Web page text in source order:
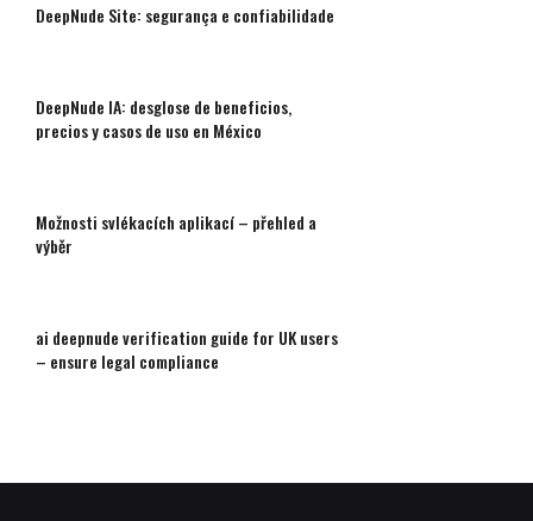
DeepNude Site: segurança e confiabilidade
DeepNude IA: desglose de beneficios,
precios y casos de uso en México
Možnosti svlékacích aplikací – přehled a
výběr
ai deepnude verification guide for UK users
– ensure legal compliance